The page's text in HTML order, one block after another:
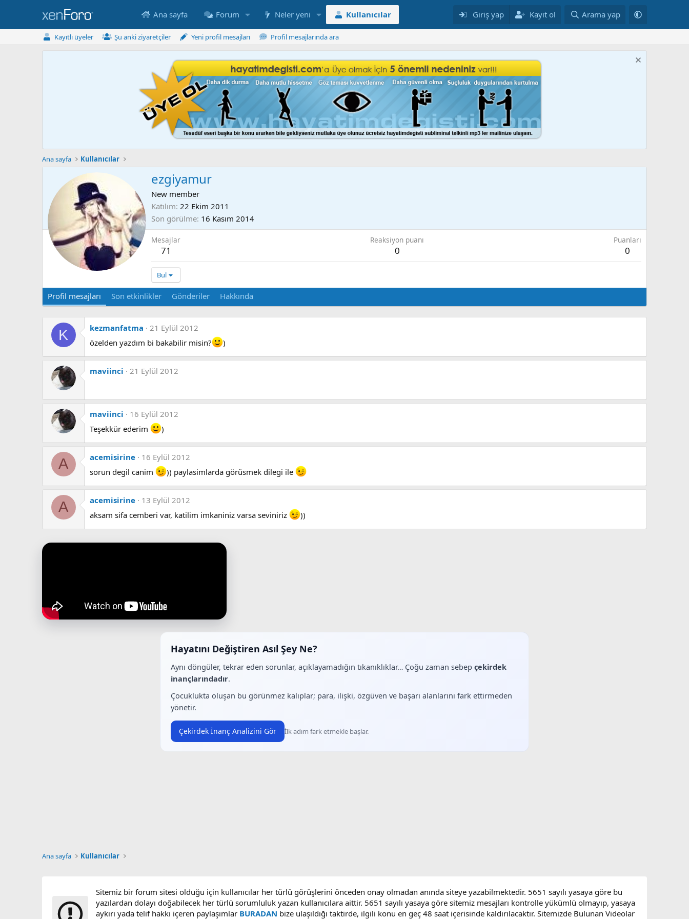
Ana sayfa Forum Neler yeni Kullanıcılar Giriş yap Kayıt ol Arama yap
Kayıtlı üyeler Şu anki ziyaretçiler Yeni profil mesajları Profil mesajlarında ara
Ana sayfa Kullanıcılar
ezgiyamur
New member
Katılım 22 Ekim 2011
Son görülme 16 Kasım 2014
Mesajlar
71
Reaksiyon puanı
0
Puanları
0
Bul
Profil mesajları Son etkinlikler Gönderiler Hakkında
K kezmanfatma
21 Eylül 2012
özelden yazdım bi bakabilir misin?
)
maviinci 21 Eylül 2012
maviinci
16 Eylül 2012
Teşekkür ederim
)
A acemisirine
16 Eylül 2012
sorun degil canim
)) paylasimlarda görüsmek dilegi ile
A acemisirine
13 Eylül 2012
aksam sifa cemberi var, katilim imkaniniz varsa seviniriz
))
Hayatını Değiştiren Asıl Şey Ne?
Aynı döngüler, tekrar eden sorunlar, açıklayamadığın tıkanıklıklar… Çoğu zaman sebep çekirdek
inançlarındadır.
Çocuklukta oluşan bu görünmez kalıplar; para, ilişki, özgüven ve başarı alanlarını fark ettirmeden
yönetir.
Çekirdek İnanç Analizini Gör İlk adım fark etmekle başlar.
Ana sayfa Kullanıcılar
Sitemiz bir forum sitesi olduğu için kullanıcılar her türlü görüşlerini önceden onay olmadan anında siteye yazabilmektedir. 5651 sayılı yasaya göre bu
yazılardan dolayı doğabilecek her türlü sorumluluk yazan kullanıcılara aittir. 5651 sayılı yasaya göre sitemiz mesajları kontrolle yükümlü olmayıp, yasaya
aykırı yada telif hakkı içeren paylaşımlar BURADAN bize ulaşıldığı taktirde, ilgili konu en geç 48 saat içerisinde kaldırılacaktır. Sitemizde Bulunan Videolar